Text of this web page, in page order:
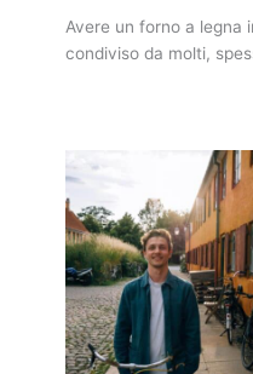
Avere un forno a legna
condiviso da molti,